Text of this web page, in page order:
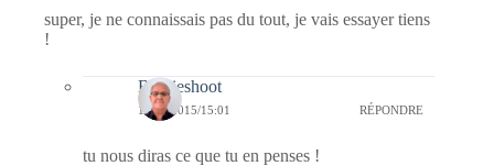
super, je ne connaissais pas du tout, je vais essayer tiens
!
Bernieshoot
17/03/2015/15:01 RÉPONDRE
tu nous diras ce que tu en penses !